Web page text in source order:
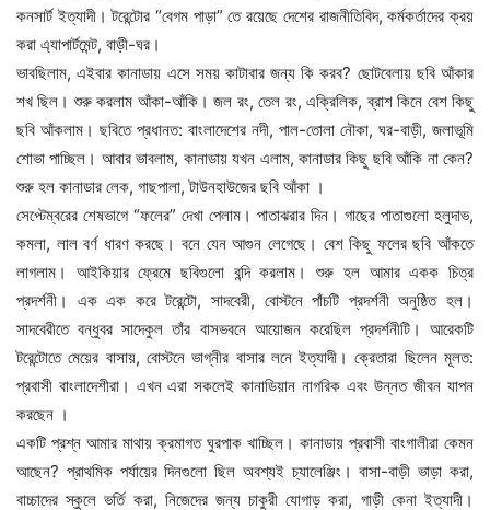
কনসার্ট ইত্যাদী। টরেন্টোর “বেগম পাড়া” তে রয়েছে দেশের রাজনীতিবিদ, কর্মকর্তাদের ক্রয়
করা এ্যাপার্টমেন্ট, বাড়ী-ঘর।
ভাবছিলাম, এইবার কানাডায় এসে সময় কাটাবার জন্য কি করব? ছোটবেলায় ছবি আঁকার
শখ ছিল। শুরু করলাম আঁকা-আঁকি। জল রং, তেল রং, এক্রিলিক, ব্রাশ কিনে বেশ কিছু
ছবি আঁকলাম। ছবিতে প্রধানত: বাংলাদেশের নদী, পাল-তোলা নৌকা, ঘর-বাড়ী, জলাভূমি
শোভা পাচ্ছিল। আবার ভাবলাম, কানাডায় যখন এলাম, কানাডার কিছু ছবি আঁকি না কেন?
শুরু হল কানাডার লেক, গাছপালা, টাউনহাউজের ছবি আঁকা ।
সেপ্টেম্বরের শেষভাগে “ফলের” দেখা পেলাম। পাতাঝরার দিন। গাছের পাতাগুলো হলুদাভ,
কমলা, লাল বর্ণ ধারণ করছে। বনে যেন আগুন লেগেছে। বেশ কিছু ফলের ছবি আঁকতে
লাগলাম। আইকিয়ার ফ্রেমে ছবিগুলো বন্দি করলাম। শুরু হল আমার একক চিত্র
প্রদর্শনী। এক এক করে টরেন্টো, সাদবেরী, বোস্টনে পাঁচটি প্রদর্শনী অনুষ্ঠিত হল।
সাদবেরীতে বন্ধুবর সাদেকুল তাঁর বাসভবনে আয়োজন করেছিল প্রদর্শনীটি। আরেকটি
টরেন্টোতে মেয়ের বাসায়, বোস্টনে ভাগ্নীর বাসার লনে ইত্যাদী। ক্রেতারা ছিলেন মূলত:
প্রবাসী বাংলাদেশীরা। এখন এরা সকলেই কানাডিয়ান নাগরিক এবং উন্নত জীবন যাপন
করছেন ।
একটি প্রশ্ন আমার মাথায় ক্রমাগত ঘুরপাক খাচ্ছিল। কানাডায় প্রবাসী বাংগালীরা কেমন
আছেন? প্রাথমিক পর্যায়ের দিনগুলো ছিল অবশ্যই চ্যালেঞ্জিং। বাসা-বাড়ী ভাড়া করা,
বাচ্চাদের স্কুলে ভর্তি করা, নিজেদের জন্য চাকুরী যোগাড় করা, গাড়ী কেনা ইত্যাদী।